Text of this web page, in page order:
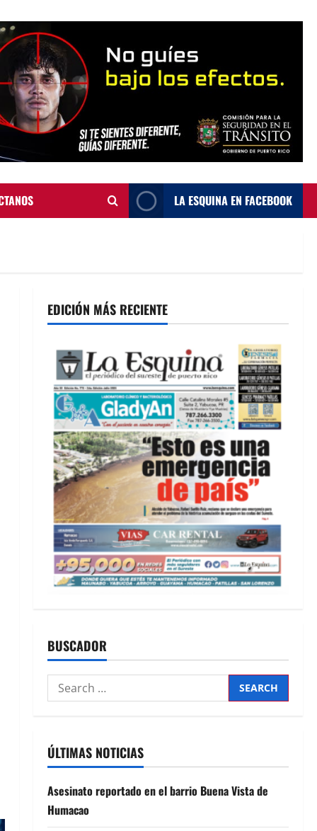
LA ESQUINA EN FACEBOOK
EDICIÓN MÁS RECIENTE
BUSCADOR
Search
for:
ÚLTIMAS NOTICIAS
Asesinato reportado en el barrio Buena Vista de
Humacao